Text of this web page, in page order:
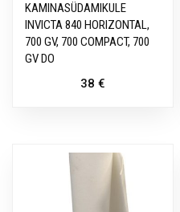
KAMINASÜDAMIKULE
INVICTA 840 HORIZONTAL,
700 GV, 700 COMPACT, 700
GV DO
38 €